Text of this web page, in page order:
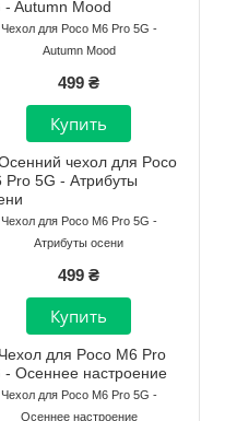
Чехол для Poco M6 Pro 5G -
Autumn Mood
499 ₴
Чехол для Poco M6 Pro 5G -
Атрибуты осени
499 ₴
Чехол для Poco M6 Pro 5G -
Осеннее настроение